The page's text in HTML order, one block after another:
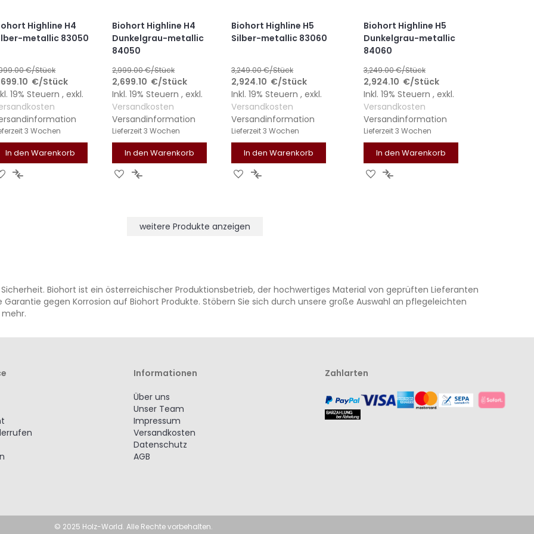
Highline H4
metallic 83050
€/Stück
€/Stück
19% Steuern,exkl.
3 Wochen
In den Warenkorb
ZURZUR
Biohort Highline H4
Dunkelgrau-metallic
84050
2,999.00€/Stück
2,699.10 €/Stück
Inkl. 19% Steuern,exkl.
Versandkosten
Versandinformation
Lieferzeit3 Wochen
In den Warenkorb
ZURZUR
Biohort Highline H5
Silber-metallic 83060
3,249.00€/Stück
2,924.10 €/Stück
Inkl. 19% Steuern,exkl.
Versandkosten
Versandinformation
Lieferzeit3 Wochen
In den Warenkorb
ZURZUR
Biohort Highline H5
Dunkelgrau-metallic
84060
3,249.00€/Stück
2,924.10 €/Stück
Inkl. 19% Steuern , exkl.
Versandkosten
Versandinformation
Lieferzeit3 Wochen
In den Warenkorb
ZURZUR
weitere Produkte anzeigen
Biohort ist ein österreichischer Produktionsbetrieb, der hochwertiges Material von geprüften Lieferanten
gegen Korrosion auf Biohort Produkte. Stöbern Sie sich durch unsere große Auswahl an pflegeleichten
Informationen
Über uns
Unser Team
Impressum
Versandkosten
Datenschutz
AGB
Zahlarten
© 2025 Holz-World. Alle Rechte vorbehalten.